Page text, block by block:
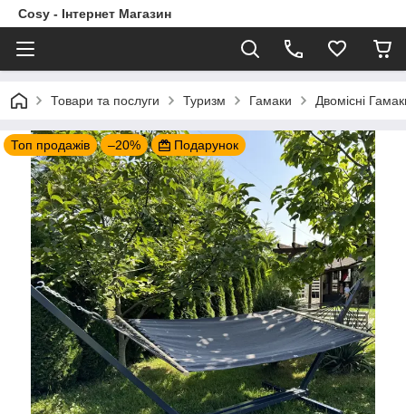
Cosy - Інтернет Магазин
Товари та послуги Туризм Гамаки Двомісні
Топ продажів –20% Подарунок